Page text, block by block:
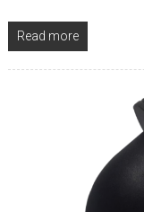
Read more